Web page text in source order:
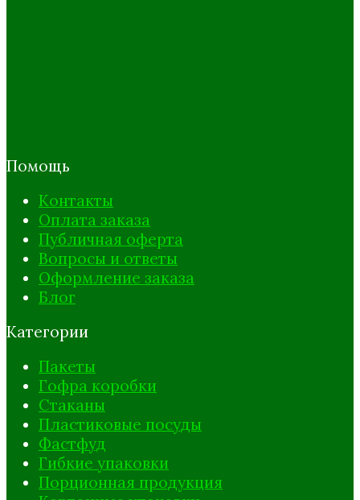
Помощь
Контакты
Оплата заказа
Публичная оферта
Вопросы и ответы
Оформление заказа
Блог
Категории
Пакеты
Гофра коробки
Стаканы
Пластиковые посуды
Фастфуд
Гибкие упаковки
Порционная продукция